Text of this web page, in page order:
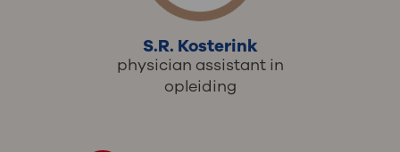
S.R. Kosterink
physician assistant in
opleiding